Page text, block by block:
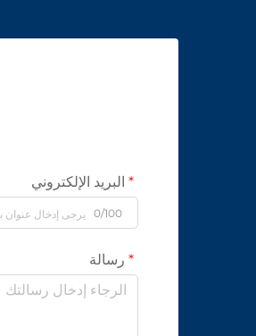
البريد الإلكتروني
0/100
رسالة